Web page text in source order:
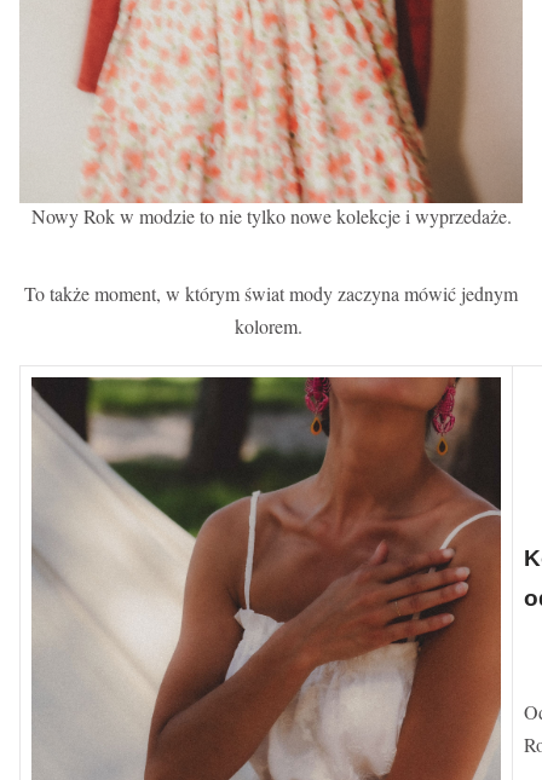
Nowy Rok w modzie to nie tylko nowe kolekcje i wyprzedaże.
To także moment, w którym świat mody zaczyna mówić jednym
kolorem.